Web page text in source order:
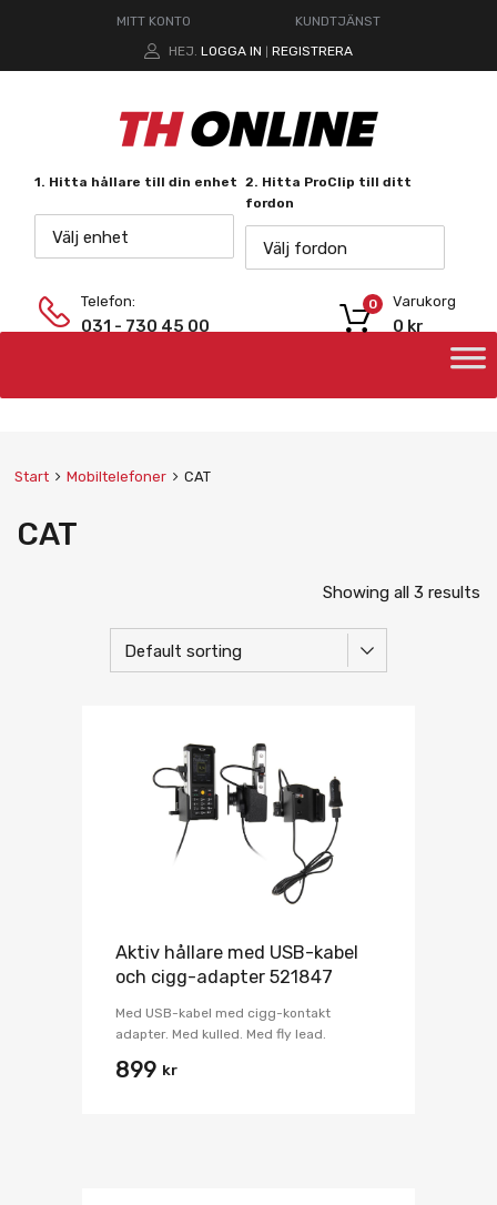
MITT KONTO
KUNDTJÄNST
HEJ. LOGGA IN REGISTRERA
1. Hitta hållare till din enhet
Välj enhet
2. Hitta ProClip till ditt
fordon
Välj fordon
Telefon:
031 - 730 45 00
Varukorg
0 kr
0
Start Mobiltelefoner CAT
CAT
Showing all 3 results
Aktiv hållare med USB-kabel
och cigg-adapter 521847
Med USB-kabel med cigg-kontakt
adapter. Med kulled. Med fly lead.
899 kr